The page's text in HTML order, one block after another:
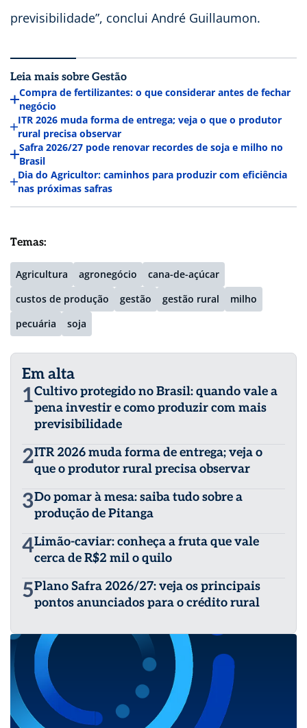
previsibilidade”, conclui André Guillaumon.
Leia mais sobre Gestão
Compra de fertilizantes: o que considerar antes de fechar
negócio
ITR 2026 muda forma de entrega; veja o que o produtor
rural precisa observar
Safra 2026/27 pode renovar recordes de soja e milho no
Brasil
Dia do Agricultor: caminhos para produzir com eficiência
nas próximas safras
Temas:
Agricultura agronegócio
cana-de-açúcar
custos de produção
gestão gestão rural
milho
pecuária
soja
Em alta
1Cultivo protegido no Brasil: quando vale a
pena investir e como produzir com mais
previsibilidade
2ITR 2026 muda forma de entrega; veja o
que o produtor rural precisa observar
3Do pomar à mesa: saiba tudo sobre a
produção de Pitanga
4Limão-caviar: conheça a fruta que vale
cerca de R$2 mil o quilo
5Plano Safra 2026/27: veja os principais
pontos anunciados para o crédito rural